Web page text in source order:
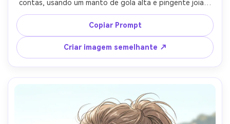
contas, usando um manto de gola alta e pingente joias,
fundo de biblioteca arcano com runas flutuantes, brilho
mágico de luz no rosto, arte de linha limpa com
destaques luminosos, gradientes de tono de tela suave,
retrato de busto centrado, humor cheio de maravilhas,
detalhes de ornamento intrincados, sem texto, lente de
85mm, profundidade de campo rasa- -ar 4:5
Copiar Prompt
Criar imagem semelhante ↗